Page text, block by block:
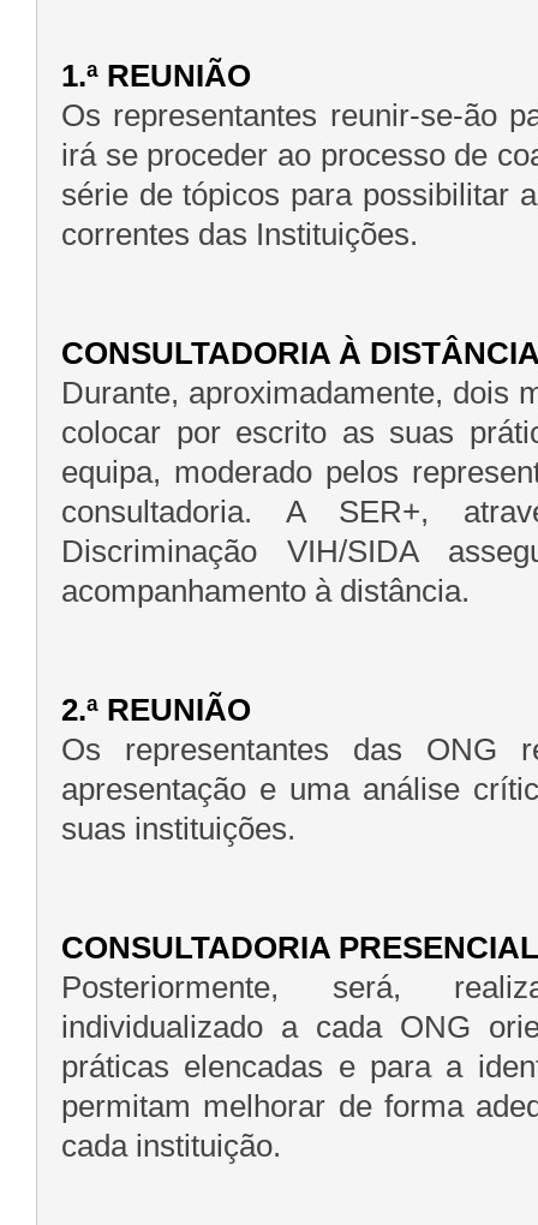
1.ª REUNIÃO
Os representantes reunir-se-ão
irá se proceder ao processo de
série de tópicos para possibilitar
correntes das Instituições.
CONSULTADORIA À
Durante, aproximadamente, dois
colocar por escrito as suas
equipa, moderado pelos
consultadoria. A SER+,
Discriminação VIH/SIDA
acompanhamento à distância.
2.ª REUNIÃO
Os representantes das ONG
apresentação e uma análise
suas instituições.
CONSULTADORIA PRESENCIAL
Posteriormente, será,
individualizado a cada ONG
práticas elencadas e para a
permitam melhorar de forma
cada instituição.